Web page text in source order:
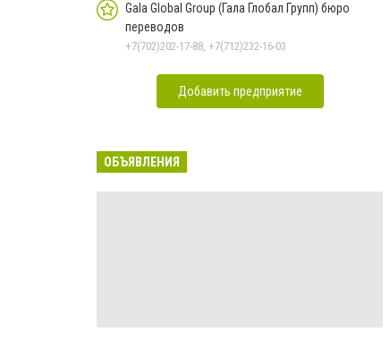
Gala Global Group (Гала Глобал Групп) бюро
переводов
+7(702)202-17-88, +7(712)232-16-03
Добавить предприятие
ОБЪЯВЛЕНИЯ